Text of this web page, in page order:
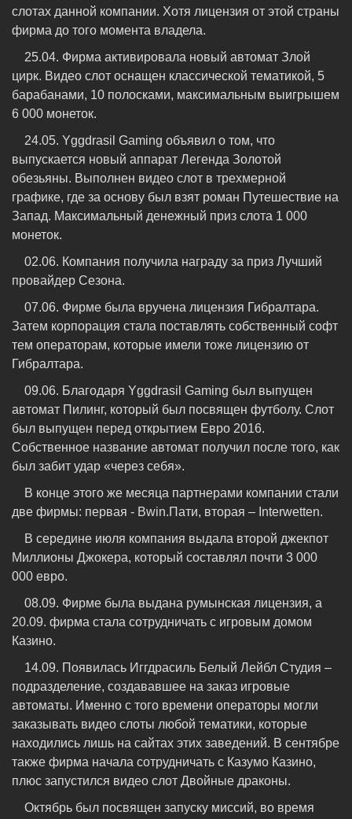
слотах данной компании. Хотя лицензия от этой страны
фирма до того момента владела.
25.04. Фирма активировала новый автомат Злой
цирк. Видео слот оснащен классической тематикой, 5
барабанами, 10 полосками, максимальным выигрышем
6 000 монеток.
24.05. Yggdrasil Gaming объявил о том, что
выпускается новый аппарат Легенда Золотой
обезьяны. Выполнен видео слот в трехмерной
графике, где за основу был взят роман Путешествие на
Запад. Максимальный денежный приз слота 1 000
монеток.
02.06. Компания получила награду за приз Лучший
провайдер Сезона.
07.06. Фирме была вручена лицензия Гибралтара.
Затем корпорация стала поставлять собственный софт
тем операторам, которые имели тоже лицензию от
Гибралтара.
09.06. Благодаря Yggdrasil Gaming был выпущен
автомат Пилинг, который был посвящен футболу. Слот
был выпущен перед открытием Евро 2016.
Собственное название автомат получил после того, как
был забит удар «через себя».
В конце этого же месяца партнерами компании стали
две фирмы: первая - Bwin.Пати, вторая – Interwetten.
В середине июля компания выдала второй джекпот
Миллионы Джокера, который составлял почти 3 000
000 евро.
08.09. Фирме была выдана румынская лицензия, а
20.09. фирма стала сотрудничать с игровым домом
Казино.
14.09. Появилась Иггдрасиль Белый Лейбл Студия –
подразделение, создававшее на заказ игровые
автоматы. Именно с того времени операторы могли
заказывать видео слоты любой тематики, которые
находились лишь на сайтах этих заведений. В сентябре
также фирма начала сотрудничать с Казумо Казино,
плюс запустился видео слот Двойные драконы.
Октябрь был посвящен запуску миссий, во время